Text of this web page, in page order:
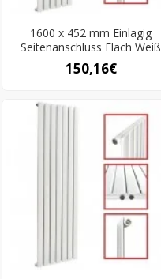
1600 x 452 mm Einlagig
Seitenanschluss Flach Weiß
150,16€